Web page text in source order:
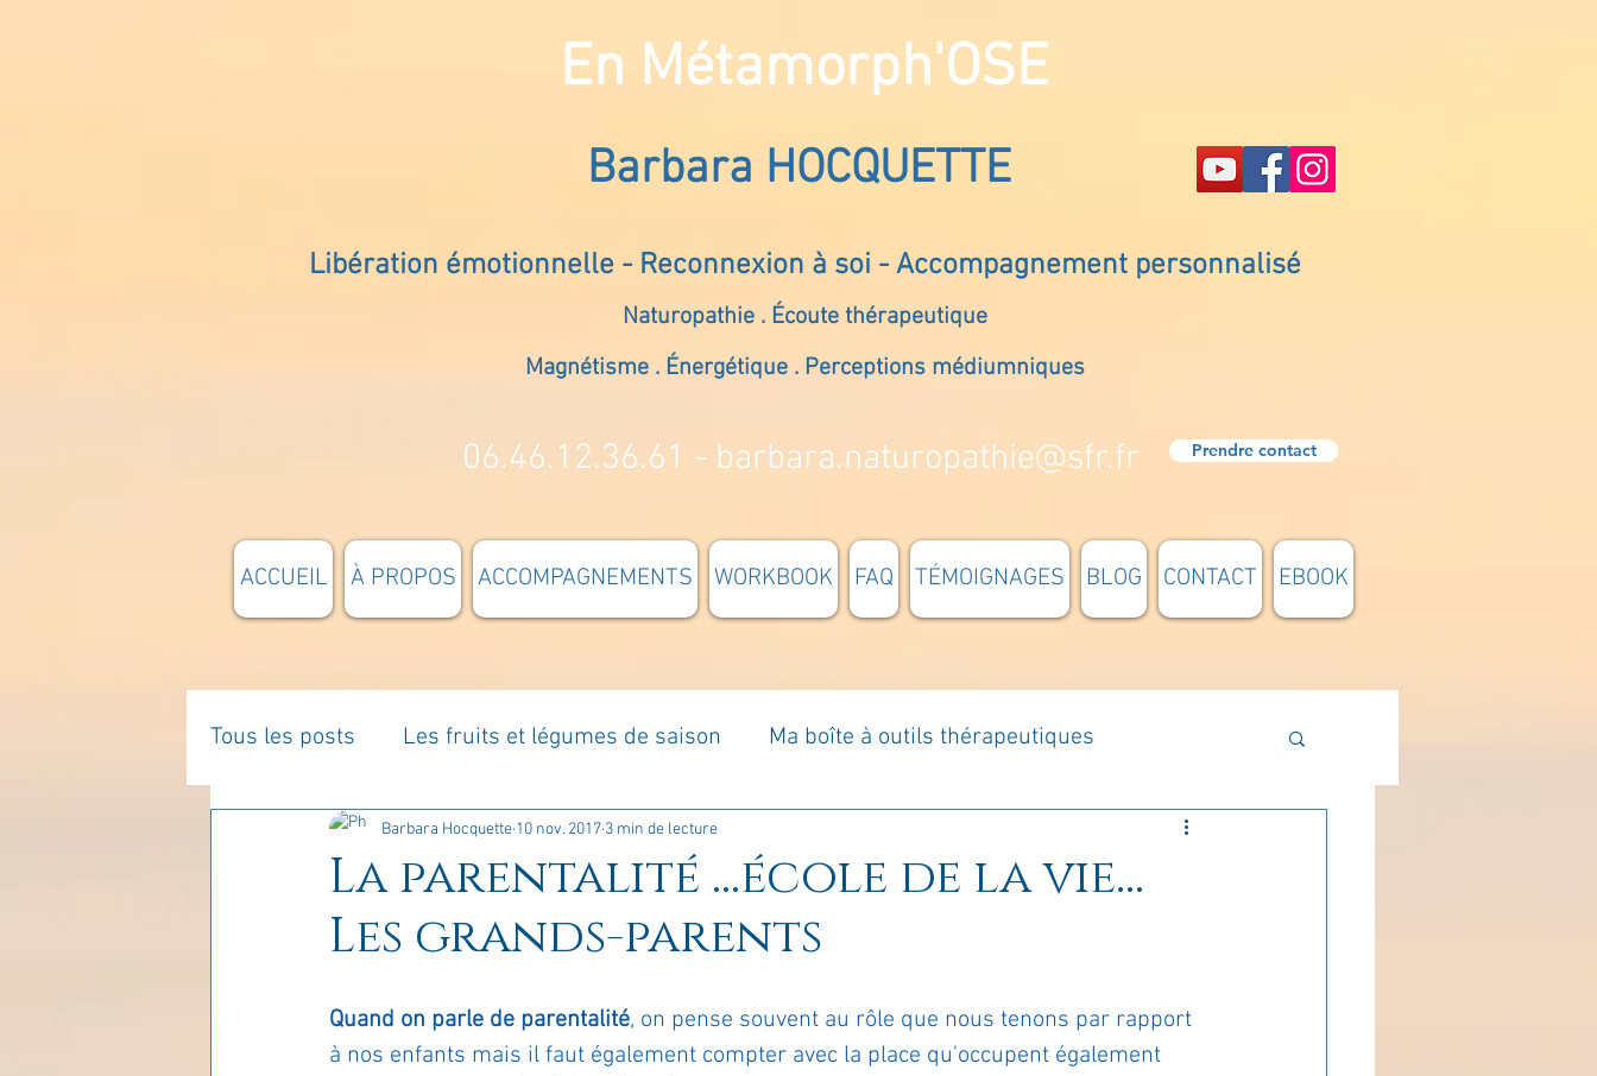
En Métamorph'OSE
Barbara HOCQUETTE
Libération émotionnelle - Reconnexion à soi - Accompagnement personnalisé
Naturopathie . Écoute thérapeutique
Magnétisme . Énergétique . Perceptions médiumniques
06.46.12.36.61 - barbara.naturopathie@sfr.fr Prendre contact
ACCUEIL À PROPOS ACCOMPAGNEMENTS WORKBOOK FAQ TÉMOIGNAGES BLOG CONTACT EBOOK
Tous les posts Les fruits et légumes de saison Ma boîte à outils thérapeutiques
La parentalité De vous à moi... Rome : voyage Méthodologie
Enseignements Pensées du jour Croyances et idées reçues
estime de soi Votre communauté C'est mon histoire La pensée du jour
La parentalité ...école de la vie...
Les grands-parents
Barbara Hocquette 10 nov. 2017 3 min de lecture
Quand on parle de parentalité, on pense souvent au rôle que nous tenons par rapport
à nos enfants mais il faut également compter avec la place qu'occupent également